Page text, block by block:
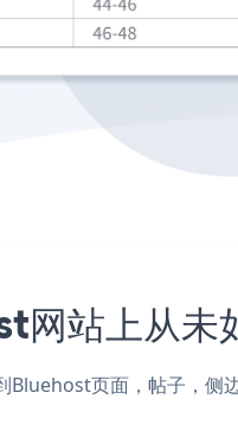
站上从未
页面，帖子，侧